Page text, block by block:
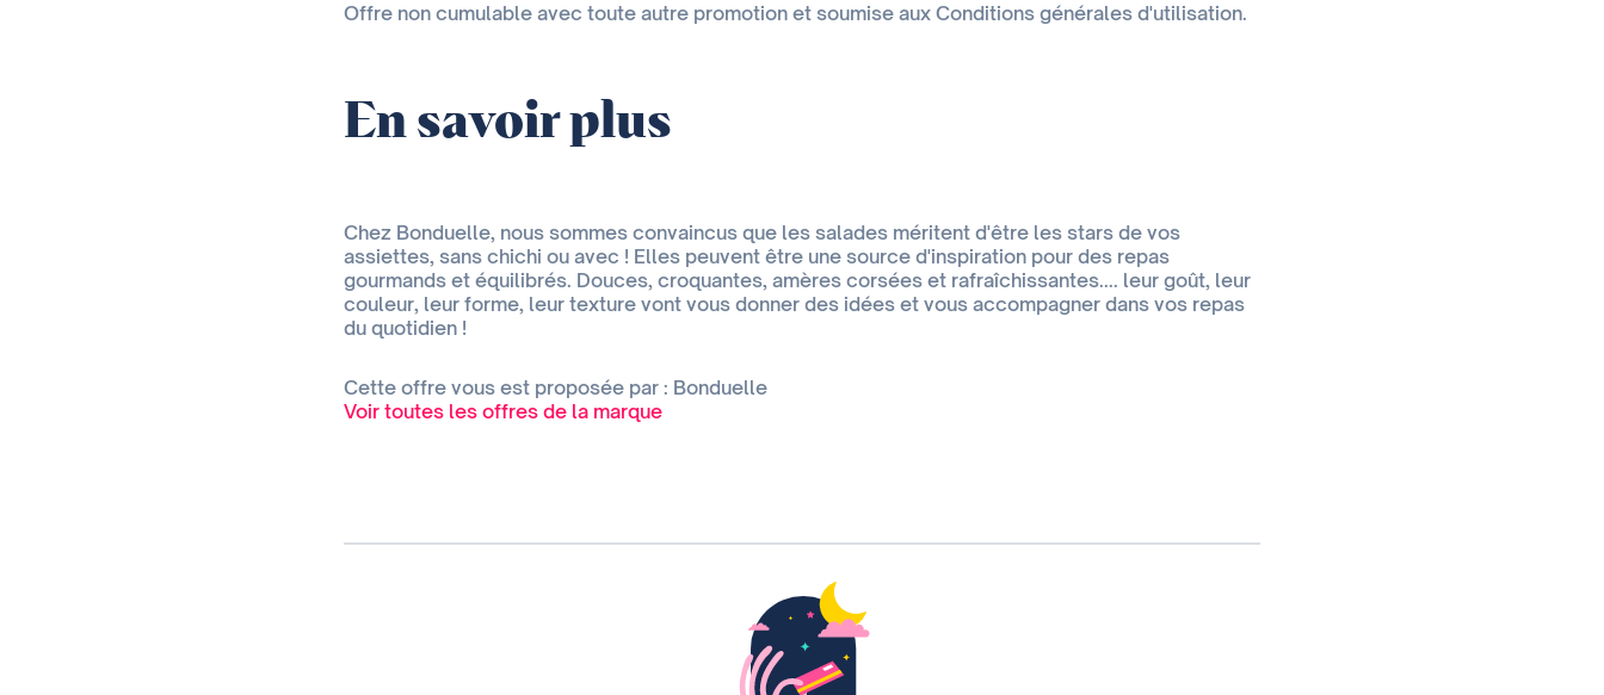
Offre non cumulable avec toute autre promotion et soumise aux Conditions générales d'utilisation.
En savoir plus
Chez Bonduelle, nous sommes convaincus que les salades méritent d'être les stars de vos
assiettes, sans chichi ou avec ! Elles peuvent être une source d'inspiration pour des repas
gourmands et équilibrés. Douces, croquantes, amères corsées et rafraîchissantes.... leur goût, leur
couleur, leur forme, leur texture vont vous donner des idées et vous accompagner dans vos repas
du quotidien !
Cette offre vous est proposée par : Bonduelle
Voir toutes les offres de la marque